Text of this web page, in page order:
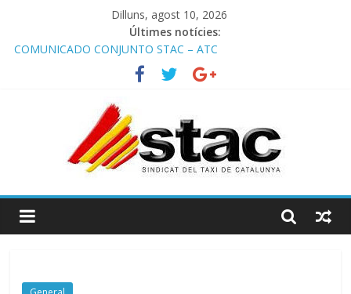
Dilluns, agost 10, 2026
Últimes notícies:
COMUNICADO CONJUNTO STAC – ATC
Comunicado STAC/ ATC de la reunión con los Mossos d
‘Esquadra del aeropuerto de Barcelona.
Programa de Radio TAXI LIBRE 29.07.2026 en COOLTURA FM.
STAC/ATC SOLICITAN TAULA TÈCNICA PARA MEJORAR LA
OPERATIVA DE ENTRADA EN EL PUERTO DE BARCELONA.
Programa de Radio TAXI LIBRE 22.07.2026 en COOLTURA FM.